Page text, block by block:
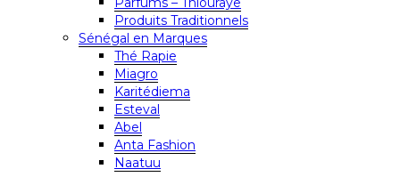
Produits Traditionnels
Sénégal en Marques
Thé Rapie
Miagro
Karitédiema
Esteval
Abel
Anta Fashion
Naatuu